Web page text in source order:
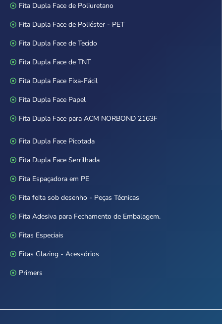
Fita Dupla Face de Poliuretano
Fita Dupla Face de Poliéster - PET
Fita Dupla Face de Tecido
Fita Dupla Face de TNT
Fita Dupla Face Fixa-Fácil
Fita Dupla Face Papel
Fita Dupla Face para ACM NORBOND 2163F
Fita Dupla Face Picotada
Fita Dupla Face Serrilhada
Fita Espaçadora em PE
Fita feita sob desenho - Peças Técnicas
Fita Adesiva para Fechamento de Embalagem.
Fitas Especiais
Fitas Glazing - Acessórios
Primers